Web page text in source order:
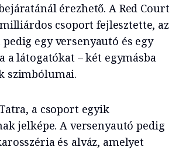
érezhető. A Red Court
csoport fejlesztette, az
egy versenyautó és egy
a látogatókat – két egymásba
szimbólumai.
a csoport egyik
jelképe. A versenyautó pedig
és alváz, amelyet